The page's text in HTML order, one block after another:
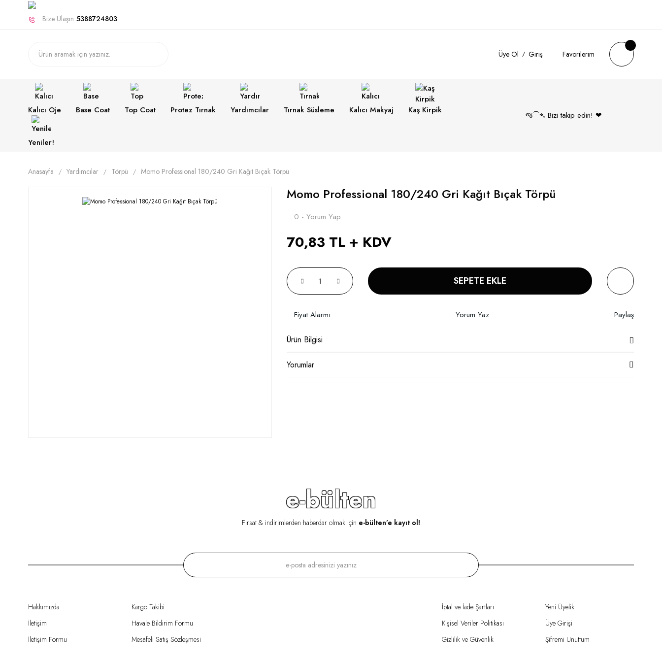
Bize Ulaşın 5388724803
Üye Ol Giriş Favorilerim
Kalıcı Oje Base Coat Top Coat Protez Tırnak Yardımcılar Tırnak Süsleme Kalıcı Makyaj Kaş Kirpik
Yeniler!
જ⁀➴ Bizi takip edin! ❤︎
Anasayfa Yardımcılar Törpü Momo Professional 180/240 Gri Kağıt Bıçak Törpü
Momo Professional 180/240 Gri Kağıt Bıçak Törpü
0 - Yorum Yap
70,83 TL + KDV
SEPETE EKLE
Fiyat Alarmı Yorum Yaz Paylaş
Ürün Bilgisi
Yorumlar
e-bülten
Fırsat & indirimlerden haberdar olmak için e-bülten’e kayıt ol!
Hakkımızda
İletişim
İletişim Formu
Kargo Takibi
Havale Bildirim Formu
Mesafeli Satış Sözleşmesi
İptal ve İade Şartları
Kişisel Veriler Politikası
Gizlilik ve Güvenlik
Yeni Üyelik
Üye Girişi
Şifremi Unuttum